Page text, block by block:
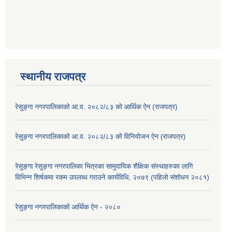
स्थानीय राजपत्र
रेसु्ङ्गा नगरपालिकाको आ.व. २०८२/८३ को आर्थिक ऐन (राजपत्र)
रेसु्ङ्गा नगरपालिकाको आ.व. २०८२/८३ को विनियोजन ऐन (राजपत्र)
रेसुङ्गा रेसुङ्गा नगरपालिका भित्रका सामुदायिक शैक्षिक संस्थाहरुका लागि
विभिन्न शिर्षकमा रकम उपलब्ध गराउने कार्यविधि, २०७९ (पहिलो संशोधन २०८१)
रेसुङ्गा नगरपालिकाको आर्थिक ऐन - २०८०